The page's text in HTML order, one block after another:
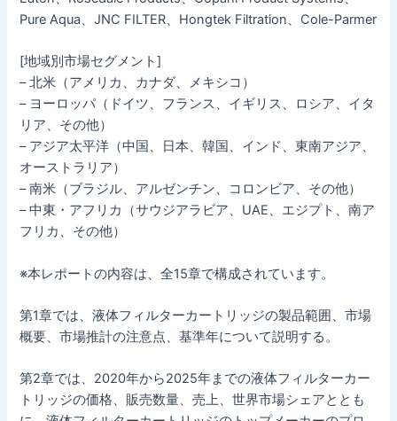
Pure Aqua、JNC FILTER、Hongtek Filtration、Cole-Parmer
[地域別市場セグメント]
– 北米（アメリカ、カナダ、メキシコ）
– ヨーロッパ（ドイツ、フランス、イギリス、ロシア、イタ
リア、その他）
– アジア太平洋（中国、日本、韓国、インド、東南アジア、
オーストラリア）
– 南米（ブラジル、アルゼンチン、コロンビア、その他）
– 中東・アフリカ（サウジアラビア、UAE、エジプト、南ア
フリカ、その他）
※本レポートの内容は、全15章で構成されています。
第1章では、液体フィルターカートリッジの製品範囲、市場
概要、市場推計の注意点、基準年について説明する。
第2章では、2020年から2025年までの液体フィルターカー
トリッジの価格、販売数量、売上、世界市場シェアととも